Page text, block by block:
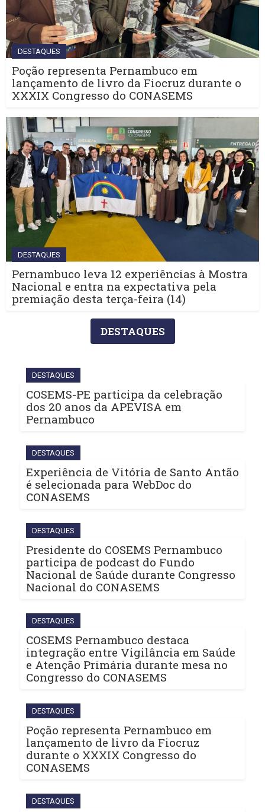
DESTAQUES
Poção representa Pernambuco em
lançamento de livro da Fiocruz durante o
XXXIX Congresso do CONASEMS
DESTAQUES
Pernambuco leva 12 experiências à Mostra
Nacional e entra na expectativa pela
premiação desta terça-feira (14)
DESTAQUES
DESTAQUES
COSEMS-PE participa da celebração
dos 20 anos da APEVISA em
Pernambuco
DESTAQUES
Experiência de Vitória de Santo Antão
é selecionada para WebDoc do
CONASEMS
DESTAQUES
Presidente do COSEMS Pernambuco
participa de podcast do Fundo
Nacional de Saúde durante Congresso
Nacional do CONASEMS
DESTAQUES
COSEMS Pernambuco destaca
integração entre Vigilância em Saúde
e Atenção Primária durante mesa no
Congresso do CONASEMS
DESTAQUES
Poção representa Pernambuco em
lançamento de livro da Fiocruz
durante o XXXIX Congresso do
CONASEMS
DESTAQUES